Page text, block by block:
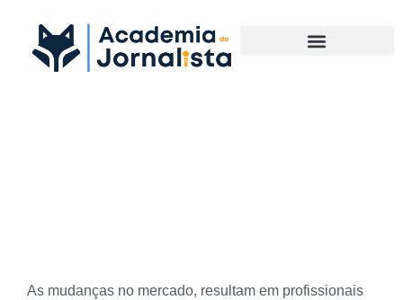
As mudanças no mercado, resultam em profissionais